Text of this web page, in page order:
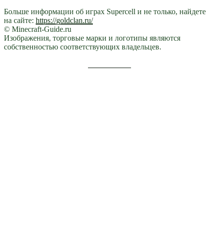
Больше информации об играх Supercell и не только, найдете
на сайте: https://goldclan.ru/
© Minecraft-Guide.ru
Изображения, торговые марки и логотипы являются
собственностью соответствующих владельцев.